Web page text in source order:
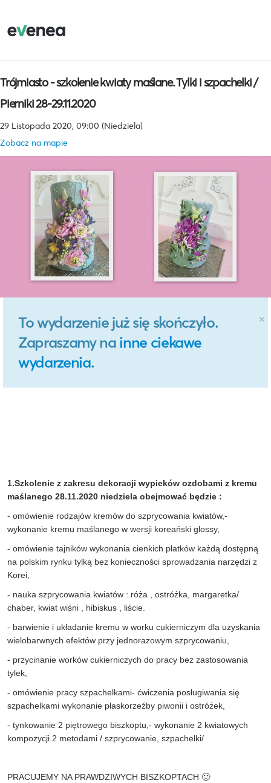
Trójmiasto - szkolenie kwiaty maślane. Tylki i szpachelki /
Pierniki 28-29.11.2020
29 Listopada 2020, 09:00 (Niedziela)
Zobacz na mapie
×
To wydarzenie już się skończyło.
Zapraszamy na inne ciekawe
wydarzenia.
1.Szkolenie z zakresu dekoracji wypieków ozdobami z kremu
maślanego 28.11.2020 niedziela obejmować będzie :
- omówienie rodzajów kremów do szprycowania kwiatów,-
wykonanie kremu maślanego w wersji koreański glossy,
- omówienie tajników wykonania cienkich płatków każdą dostępną
na polskim rynku tylką bez konieczności sprowadzania narzędzi z
Korei,
- nauka szprycowania kwiatów : róża , ostróżka, margaretka/
chaber, kwiat wiśni , hibiskus , liście.
- barwienie i układanie kremu w worku cukierniczym dla uzyskania
wielobarwnych efektów przy jednorazowym szprycowaniu,
- przycinanie worków cukierniczych do pracy bez zastosowania
tylek,
- omówienie pracy szpachelkami- ćwiczenia posługiwania się
szpachelkami wykonanie płaskorzeźby piwonii i ostróżek,
- tynkowanie 2 piętrowego biszkoptu,- wykonanie 2 kwiatowych
kompozycji 2 metodami / szprycowanie, szpachelki/
PRACUJEMY NA PRAWDZIWYCH BISZKOPTACH 🙂